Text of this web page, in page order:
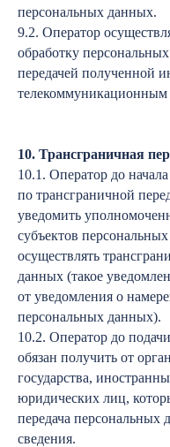
персональных данных.
9.2. Оператор
обработку
передачей полученной
телекоммуникационным
10. Трансграничная
10.1. Оператор до
по трансграничной
уведомить
субъектов
осуществлять
данных (такое
от уведомления о
персональных данных).
10.2. Оператор до
обязан получить от
государства,
юридических лиц,
передача персональных
сведения.